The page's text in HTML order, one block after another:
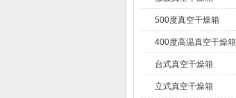
500度真空干燥箱
400度高温真空干燥箱
台式真空干燥箱
立式真空干燥箱